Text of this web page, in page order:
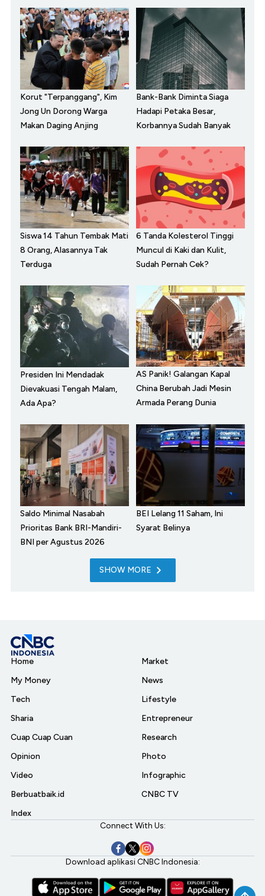
Korut "Terpanggang", Kim
Jong Un Dorong Warga
Makan Daging Anjing
Bank-Bank Diminta Siaga
Hadapi Petaka Besar,
Korbannya Sudah Banyak
Siswa 14 Tahun Tembak Mati
8 Orang, Alasannya Tak
Terduga
6 Tanda Kolesterol Tinggi
Muncul di Kaki dan Kulit,
Sudah Pernah Cek?
Presiden Ini Mendadak
Dievakuasi Tengah Malam,
Ada Apa?
AS Panik! Galangan Kapal
China Berubah Jadi Mesin
Armada Perang Dunia
Saldo Minimal Nasabah
Prioritas Bank BRI-Mandiri-
BNI per Agustus 2026
BEI Lelang 11 Saham, Ini
Syarat Belinya
SHOW MORE
Home
My Money
Tech
Sharia
Cuap Cuap Cuan
Opinion
Video
Berbuatbaik.id
Index
Market
News
Lifestyle
Entrepreneur
Research
Photo
Infographic
CNBC TV
Connect With Us:
Download aplikasi CNBC Indonesia: